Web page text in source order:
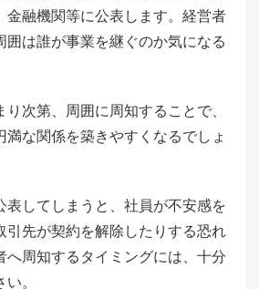
金融機関等に公表します。経営者
囲は誰が事業を継ぐのか気になる
次第、周囲に周知することで、
満な関係を築きやすくなるでしょ
表してしまうと、社員が不安感を
引先が契約を解除したりする恐れ
へ周知するタイミングには、十分
。